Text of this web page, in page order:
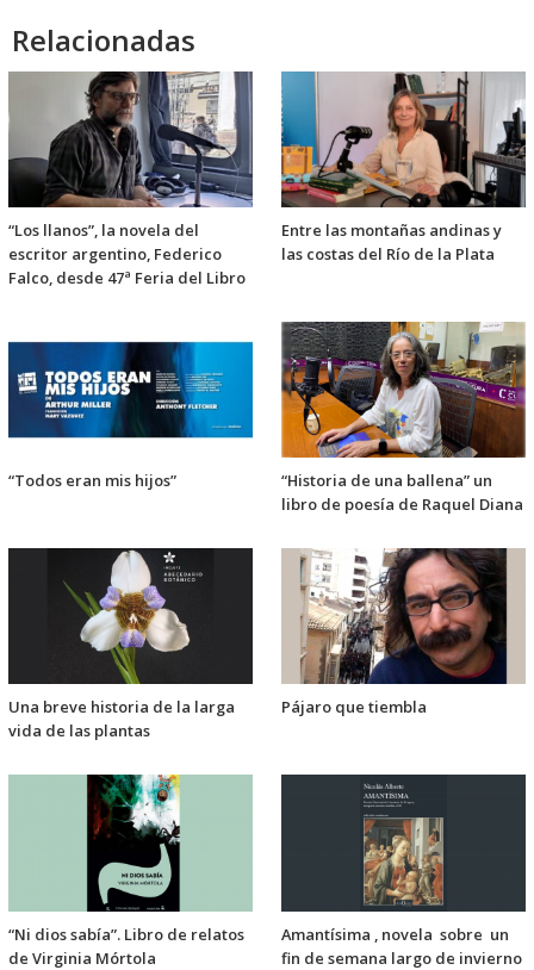
Relacionadas
“Los llanos”, la novela del
escritor argentino, Federico
Falco, desde 47ª Feria del Libro
Entre las montañas andinas y
las costas del Río de la Plata
“Todos eran mis hijos”
“Historia de una ballena” un
libro de poesía de Raquel Diana
Una breve historia de la larga
vida de las plantas
Pájaro que tiembla
“Ni dios sabía”. Libro de relatos
de Virginia Mórtola
Amantísima , novela sobre un
fin de semana largo de invierno